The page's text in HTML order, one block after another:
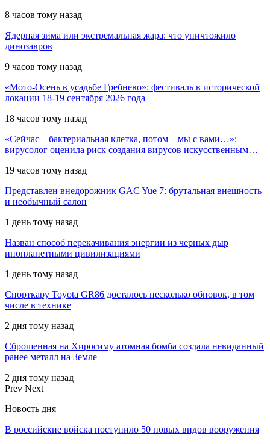
8 часов тому назад
Ядерная зима или экстремальная жара: что уничтожило
динозавров
9 часов тому назад
«Мото-Осень в усадьбе Гребнево»: фестиваль в исторической
локации 18-19 сентября 2026 года
18 часов тому назад
«Сейчас – бактериальная клетка, потом – мы с вами…»:
вирусолог оценила риск создания вирусов искусственным…
19 часов тому назад
Представлен внедорожник GAC Yue 7: брутальная внешность
и необычный салон
1 день тому назад
Назван способ перекачивания энергии из черных дыр
инопланетными цивилизациями
1 день тому назад
Спорткару Toyota GR86 досталось несколько обновок, в том
числе в технике
2 дня тому назад
Сброшенная на Хиросиму атомная бомба создала невиданный
ранее металл на Земле
2 дня тому назад
Prev Next
Новость дня
В российские войска поступило 50 новых видов вооружения